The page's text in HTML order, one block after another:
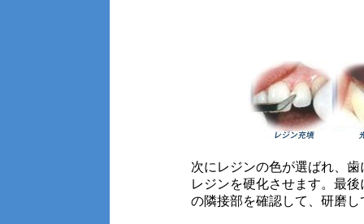
次にレジンの色が選ばれ、
レジンを硬化させます。最
の隣接部を確認して、研磨し